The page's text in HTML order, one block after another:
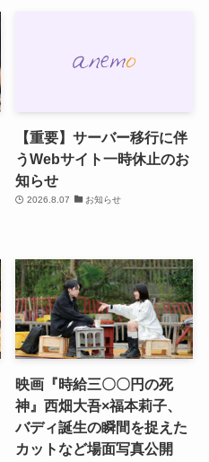
【重要】サーバー移行に伴
うWebサイト一時休止のお
知らせ
2026.8.07 お知らせ
映画『時給三〇〇円の死
神』西畑大吾×福本莉子、
バディ誕生の瞬間を捉えた
カットなど場面写真公開